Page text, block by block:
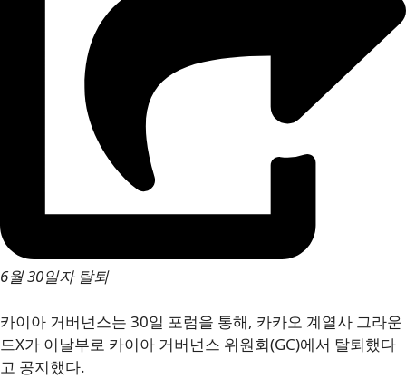
6월 30일자 탈퇴
카이아 거버넌스는 30일 포럼을 통해, 카카오 계열사 그라운
드X가 이날부로 카이아 거버넌스 위원회(GC)에서 탈퇴했다
고 공지했다.